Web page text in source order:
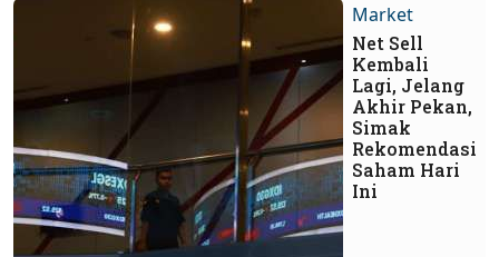
Market
Net Sell
Kembali
Lagi, Jelang
Akhir Pekan,
Simak
Rekomendasi
Saham Hari
Ini